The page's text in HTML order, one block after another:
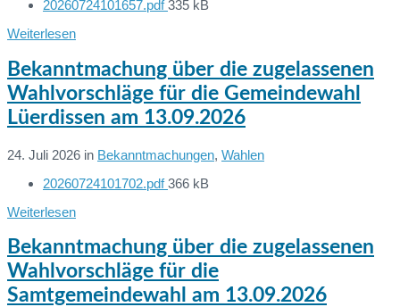
Dateien:20260724101657.pdfFile
335 kB
Weiterlesen
Bekanntmachung über die zugelassenen
Wahlvorschläge für die Gemeindewahl
Lüerdissen am 13.09.2026
24. Juli 2026 in Bekanntmachungen, Wahlen
Dateien:20260724101702.pdfFile
366 kB
Weiterlesen
Bekanntmachung über die zugelassenen
Wahlvorschläge für die
Samtgemeindewahl am 13.09.2026